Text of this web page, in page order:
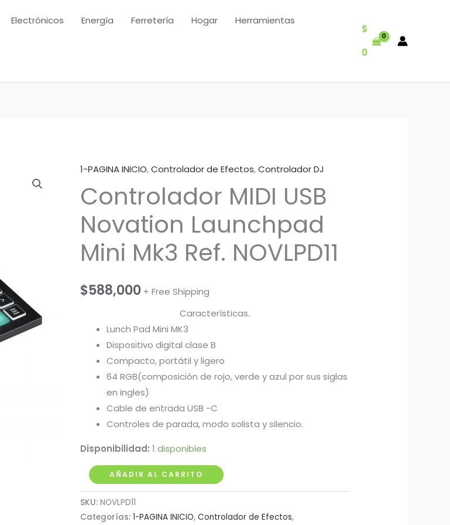
Electrónicos Energía Ferretería Hogar Herramientas
$
0
1-PAGINA INICIO,Controlador de Efectos,Controlador DJ
Controlador MIDI USB
Novation Launchpad
Mini Mk3 Ref. NOVLPD11
$588,000 + Free Shipping
Características.
Lunch Pad Mini MK3
Dispositivo digital clase B
Compacto, portátil y ligero
64 RGB(composición de rojo, verde y azul por sus siglas
en ingles)
Cable de entrada USB -C
Controles de parada, modo solista y silencio.
Disponibilidad: 1 disponibles
Controlador
MIDI
USB
Novation
AÑADIR AL CARRITO
SKU: NOVLPD11
Categorías: 1-PAGINA INICIO, Controlador de Efectos,